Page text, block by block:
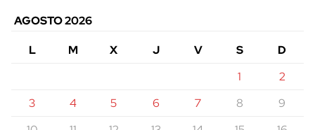
AGOSTO 2026
L
M X J V S
D
1
2
3
4 5 6 7 8
9